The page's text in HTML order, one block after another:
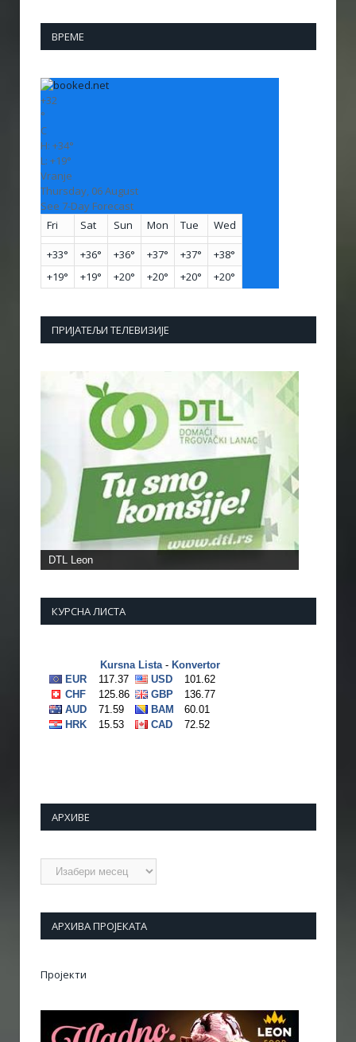
ВРЕМЕ
+32
°
C
H: +34°
L: +19°
Vranje
Thursday, 06 August
See 7-Day Forecast
Fri
Sat Sun Mon Tue Wed
+33° +36° +36° +37° +37° +38°
+19° +19° +20° +20° +20° +20°
ПРИЈАТЕЉИ ТЕЛЕВИЗИЈЕ
DTL Leon
КУРСНА ЛИСТА
АРХИВЕ
Архиве
АРХИВА ПРОЈЕКАТА
Пројекти